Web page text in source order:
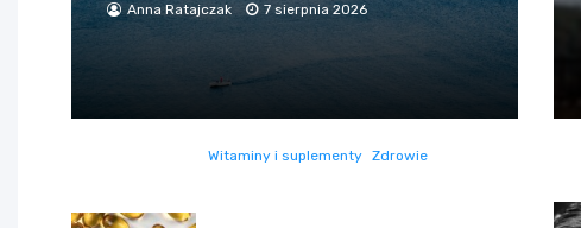
Anna Ratajczak 7 sierpnia 2026
Witaminy i suplementy Zdrowie